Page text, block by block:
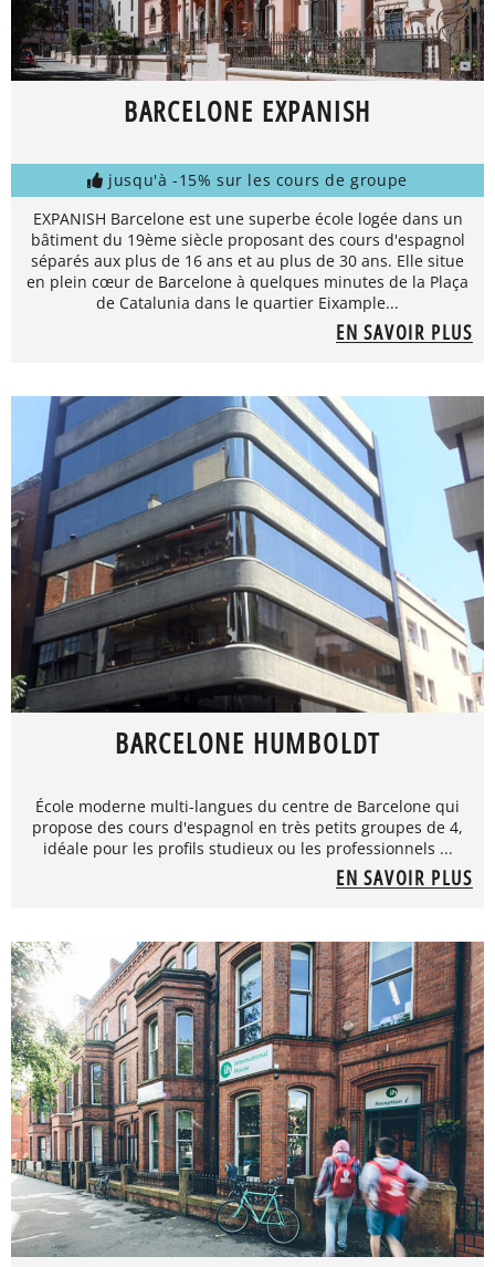
BARCELONE EXPANISH
jusqu'à -15% sur les cours de groupe
EXPANISH Barcelone est une superbe école logée dans un
bâtiment du 19ème siècle proposant des cours d'espagnol
séparés aux plus de 16 ans et au plus de 30 ans. Elle situe
en plein cœur de Barcelone à quelques minutes de la Plaça
de Catalunia dans le quartier Eixample...
EN SAVOIR PLUS
BARCELONE HUMBOLDT
École moderne multi-langues du centre de Barcelone qui
propose des cours d'espagnol en très petits groupes de 4,
idéale pour les profils studieux ou les professionnels ...
EN SAVOIR PLUS